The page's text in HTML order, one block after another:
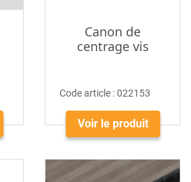
Canon de
centrage vis
Code article :022153
Voir le produit